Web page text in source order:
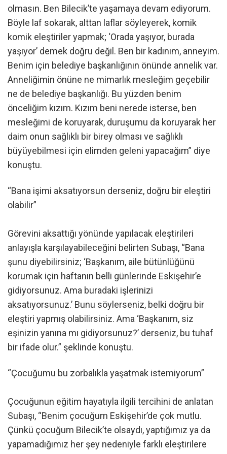
olmasın. Ben Bilecik’te yaşamaya devam ediyorum.
Böyle laf sokarak, alttan laflar söyleyerek, komik
komik eleştiriler yapmak; ‘Orada yaşıyor, burada
yaşıyor’ demek doğru değil. Ben bir kadınım, anneyim.
Benim için belediye başkanlığının önünde annelik var.
Anneliğimin önüne ne mimarlık mesleğim geçebilir
ne de belediye başkanlığı. Bu yüzden benim
önceliğim kızım. Kızım beni nerede isterse, ben
mesleğimi de koruyarak, duruşumu da koruyarak her
daim onun sağlıklı bir birey olması ve sağlıklı
büyüyebilmesi için elimden geleni yapacağım” diye
konuştu.
“Bana işimi aksatıyorsun derseniz, doğru bir eleştiri
olabilir”
Görevini aksattığı yönünde yapılacak eleştirileri
anlayışla karşılayabileceğini belirten Subaşı, “Bana
şunu diyebilirsiniz; ‘Başkanım, aile bütünlüğünü
korumak için haftanın belli günlerinde Eskişehir’e
gidiyorsunuz. Ama buradaki işlerinizi
aksatıyorsunuz.’ Bunu söylerseniz, belki doğru bir
eleştiri yapmış olabilirsiniz. Ama ‘Başkanım, siz
eşinizin yanına mı gidiyorsunuz?’ derseniz, bu tuhaf
bir ifade olur.” şeklinde konuştu.
“Çocuğumu bu zorbalıkla yaşatmak istemiyorum”
Çocuğunun eğitim hayatıyla ilgili tercihini de anlatan
Subaşı, “Benim çocuğum Eskişehir’de çok mutlu.
Çünkü çocuğum Bilecik’te olsaydı, yaptığımız ya da
yapamadığımız her şey nedeniyle farklı eleştirilere